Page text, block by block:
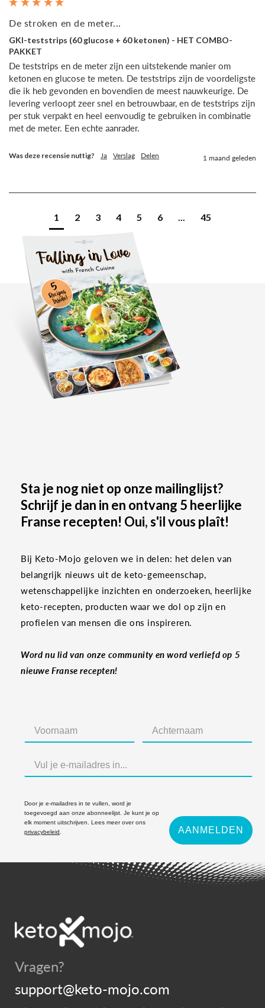
De stroken en de meter...
GKI-teststrips (60 glucose + 60 ketonen) - HET COMBO-
PAKKET
De teststrips en de meter zijn een uitstekende manier om
ketonen en glucose te meten. De teststrips zijn de voordeligste
die ik heb gevonden en bovendien de meest nauwkeurige. De
levering verloopt zeer snel en betrouwbaar, en de teststrips zijn
per stuk verpakt en heel eenvoudig te gebruiken in combinatie
met de meter. Een echte aanrader.
Was deze recensie nuttig? Ja Verslag Delen 1 maand geleden
1 2 3 4 5 6 ... 45
Sta je nog niet op onze mailinglijst?
Schrijf je dan in en ontvang 5 heerlijke
Franse recepten! Oui, s'il vous plaît!
Bij Keto-Mojo geloven we in delen: het delen van
belangrijk nieuws uit de keto-gemeenschap,
wetenschappelijke inzichten en onderzoeken, heerlijke
keto-recepten, producten waar we dol op zijn en
profielen van mensen die ons inspireren.
Word nu lid van onze community en word verliefd op 5
nieuwe Franse recepten!
Door je e-mailadres in te vullen, word je
toegevoegd aan onze abonneelijst. Je kunt je op
elk moment uitschrijven. Lees meer over ons
privacybeleid
AANMELDEN
Vragen?
support@keto-mojo.com